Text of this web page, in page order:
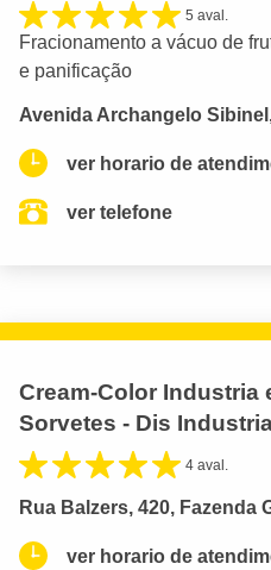
5 aval.
Fracionamento a vácuo de
e panificação
Avenida Archangelo
ver horario de
ver telefone
Cream-Color Industria
Sorvetes - Dis
4 aval.
Rua Balzers, 420, Fazenda
ver horario de